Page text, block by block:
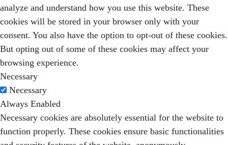
analyze and understand how you use this website. These
cookies will be stored in your browser only with your
consent. You also have the option to opt-out of these cookies.
But opting out of some of these cookies may affect your
browsing experience.
Necessary
Necessary
Always Enabled
Necessary cookies are absolutely essential for the website to
function properly. These cookies ensure basic functionalities